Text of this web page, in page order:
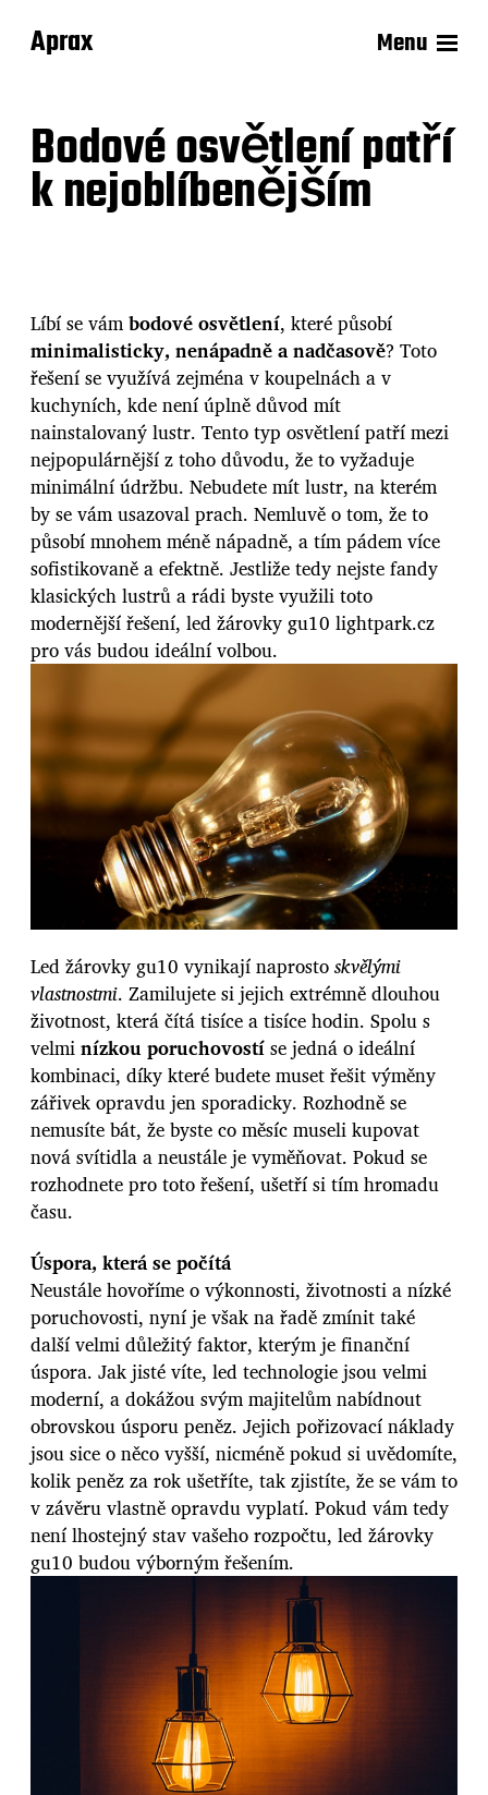
Aprax Menu
Bodové osvětlení patří
k nejoblíbenějším
Líbí se vámbodové osvětlení, které působí
minimalisticky, nenápadně a nadčasově? Toto
řešení se využívá zejména v koupelnách a v
kuchyních, kde není úplně důvod mít
nainstalovaný lustr. Tento typ osvětlení patří mezi
nejpopulárnější z toho důvodu, že to vyžaduje
minimální údržbu. Nebudete mít lustr, na kterém
by se vám usazoval prach. Nemluvě o tom, že to
působí mnohem méně nápadně, a tím pádem více
sofistikovaně a efektně. Jestliže tedy nejste fandy
klasických lustrů a rádi byste využili toto
modernější řešení, led žárovky gu10 lightpark.cz
pro vás budou ideální volbou.
Led žárovky gu10 vynikají naprostoskvělými
vlastnostmi. Zamilujete si jejich extrémně dlouhou
životnost, která čítá tisíce a tisíce hodin. Spolu s
velminízkou poruchovostíse jedná o ideální
kombinaci, díky které budete muset řešit výměny
zářivek opravdu jen sporadicky. Rozhodně se
nemusíte bát, že byste co měsíc museli kupovat
nová svítidla a neustále je vyměňovat. Pokud se
rozhodnete pro toto řešení, ušetří si tím hromadu
času.
Úspora, která se počítá
Neustále hovoříme o výkonnosti, životnosti a nízké
poruchovosti, nyní je však na řadě zmínit také
další velmi důležitý faktor, kterým je finanční
úspora. Jak jisté víte, led technologie jsou velmi
moderní, a dokážou svým majitelům nabídnout
obrovskou úsporu peněz. Jejich pořizovací náklady
jsou sice o něco vyšší, nicméně pokud si uvědomíte,
kolik peněz za rok ušetříte, tak zjistíte, že se vám to
v závěru vlastně opravdu vyplatí. Pokud vám tedy
není lhostejný stav vašeho rozpočtu, led žárovky
gu10 budou výborným řešením.